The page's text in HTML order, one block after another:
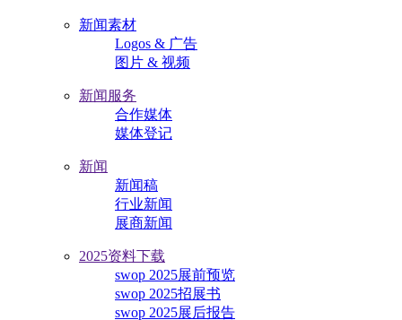
新闻素材
Logos & 广告
图片 & 视频
新闻服务
合作媒体
媒体登记
新闻
新闻稿
行业新闻
展商新闻
2025资料下载
swop 2025展前预览
swop 2025招展书
swop 2025展后报告